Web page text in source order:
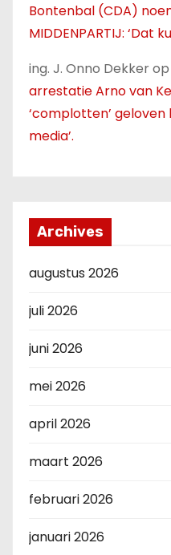
Bontenbal (CDA)
MIDDENPARTIJ: ‘Dat
ing. J. Onno Dekkerop
arrestatie Arno van
‘complotten’ geloven
media’.
Archives
augustus 2026
juli 2026
juni 2026
mei 2026
april 2026
maart 2026
februari 2026
januari 2026